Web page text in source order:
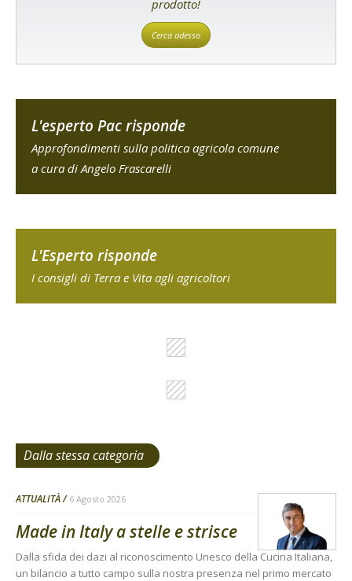
prodotto!
Cerca adesso
L'esperto Pac risponde
Approfondimenti sulla politica agricola comune
a cura di Angelo Frascarelli
L'Esperto risponde
I consigli di Terra e Vita agli agricoltori
Dalla stessa categoria
ATTUALITÀ 6 Agosto 2026
Made in Italy a stelle e strisce
Dalla sfida dei dazi al riconoscimento Unesco della Cucina Italiana,
un bilancio a tutto campo sulla nostra presenza nel primo mercato